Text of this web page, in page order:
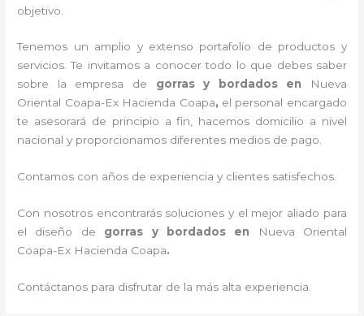
objetivo.
Tenemos un amplio y extenso portafolio de productos y
servicios. Te invitamos a conocer todo lo que debes saber
sobre la empresa de gorras y bordadosen
Nueva
Oriental Coapa-Ex Hacienda Coapa, el personal encargado
te asesorará de principio a fin, hacemos domicilio a nivel
nacional y proporcionamos diferentes medios de pago.
Contamos con años de experiencia y clientes satisfechos.
Con nosotros encontrarás soluciones y el mejor aliado para
el diseño de gorras y bordadosen
Nueva Oriental
Coapa-Ex Hacienda Coapa.
Contáctanos para disfrutar de la más alta experiencia.